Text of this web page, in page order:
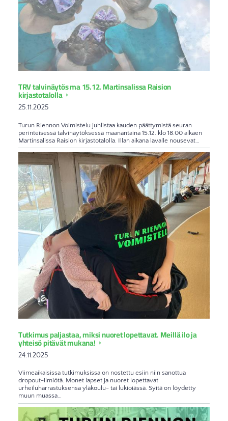
TRV talvinäytös ma 15.12. Martinsalissa Raision
kirjastotalolla
25.11.2025
Turun Riennon Voimistelu juhlistaa kauden päättymistä seuran
perinteisessä talvinäytöksessä maanantaina 15.12. klo 18.00 alkaen
Martinsalissa Raision kirjastotalolla. Illan aikana lavalle nousevat…
Tutkimus paljastaa, miksi nuoret lopettavat. Meillä ilo ja
yhteisö pitävät mukana!
24.11.2025
Viimeaikaisissa tutkimuksissa on nostettu esiin niin sanottua
dropout-ilmiötä. Monet lapset ja nuoret lopettavat
urheiluharrastuksensa yläkoulu- tai lukioiässä. Syitä on löydetty
muun muassa…